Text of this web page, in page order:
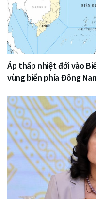
Áp thấp nhiệt đới vào
vùng biển phía Đông